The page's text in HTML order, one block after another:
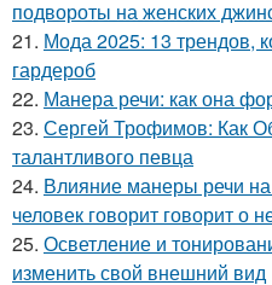
подвороты на женских
21. Мода 2025: 13 трендов,
гардероб
22. Манера речи: как она
23. Сергей Трофимов: Как
талантливого певца
24. Влияние манеры речи
человек говорит говорит о
25. Осветление и
изменить свой внешний вид